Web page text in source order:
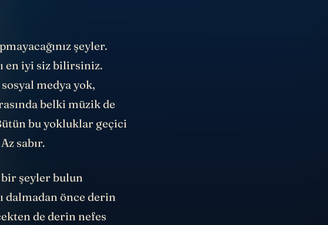
şeyler.
en iyi siz bilirsiniz.
medya yok,
belki müzik de
bu yokluklar geçici
sabır.
şeyler bulun
dalmadan önce derin
de derin nefes